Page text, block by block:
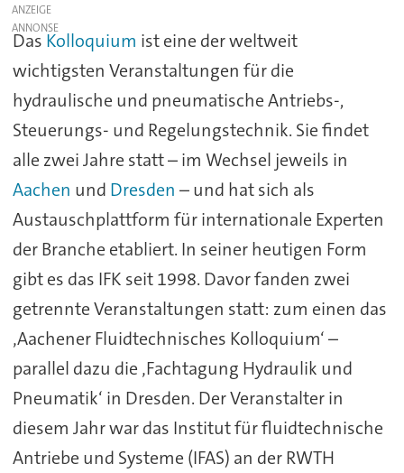
ANZEIGE
Das Kolloquium ist eine der weltweit
wichtigsten Veranstaltungen für die
hydraulische und pneumatische Antriebs-,
Steuerungs- und Regelungstechnik. Sie findet
alle zwei Jahre statt – im Wechsel jeweils in
Aachen und Dresden – und hat sich als
Austauschplattform für internationale Experten
der Branche etabliert. In seiner heutigen Form
gibt es das IFK seit 1998. Davor fanden zwei
getrennte Veranstaltungen statt: zum einen das
‚Aachener Fluidtechnisches Kolloquium‘ –
parallel dazu die ‚Fachtagung Hydraulik und
Pneumatik‘ in Dresden. Der Veranstalter in
diesem Jahr war das Institut für fluidtechnische
Antriebe und Systeme (IFAS) an der RWTH